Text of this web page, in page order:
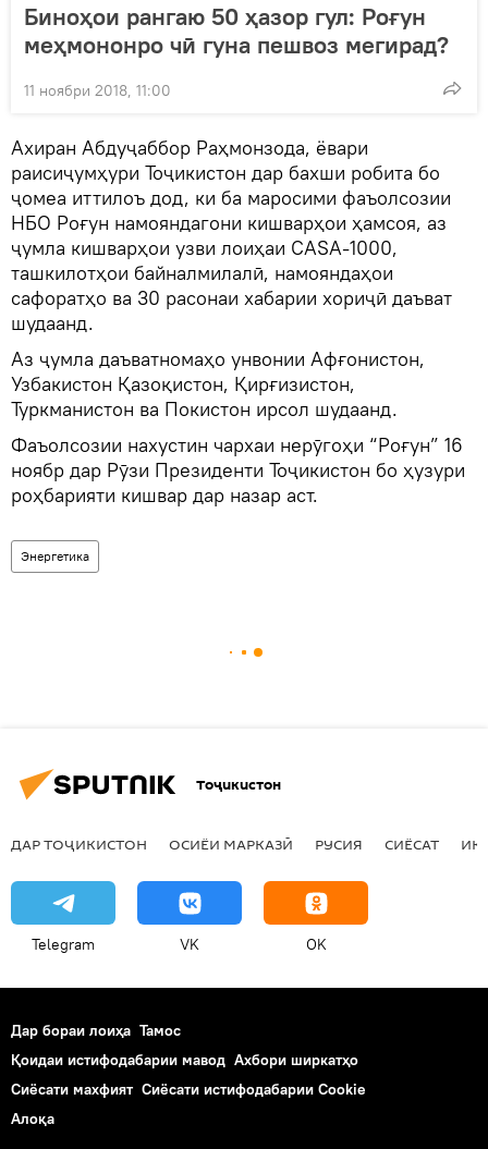
Биноҳои рангаю 50 ҳазор гул: Роғун
меҳмононро чӣ гуна пешвоз мегирад?
11 ноябри 2018, 11:00
Ахиран Абдуҷаббор Раҳмонзода, ёвари
раисиҷумҳури Тоҷикистон дар бахши робита бо
ҷомеа иттилоъ дод, ки ба маросими фаъолсозии
НБО Роғун намояндагони кишварҳои ҳамсоя, аз
ҷумла кишварҳои узви лоиҳаи CASA-1000,
ташкилотҳои байналмилалӣ, намояндаҳои
сафоратҳо ва 30 расонаи хабарии хориҷӣ даъват
шудаанд.
Аз ҷумла даъватномаҳо унвонии Афғонистон,
Узбакистон Қазоқистон, Қирғизистон,
Туркманистон ва Покистон ирсол шудаанд.
Фаъолсозии нахустин чархаи нерӯгоҳи “Роғун” 16
ноябр дар Рӯзи Президенти Тоҷикистон бо ҳузури
роҳбарияти кишвар дар назар аст.
Энергетика
Тоҷикистон
ДАР ТОҶИКИСТОН ОСИЁИ МАРКАЗӢ РУСИЯ СИЁСАТ
Telegram VK OK
Дар бораи лоиҳа Тамос
Қоидаи истифодабарии мавод Ахбори ширкатҳо
Сиёсати махфият Сиёсати истифодабарии Cookie
Алоқа